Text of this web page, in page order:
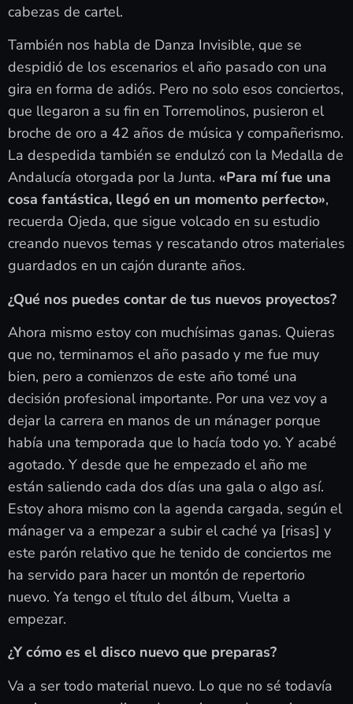
cabezas de cartel.
También nos habla de Danza Invisible, que se
despidió de los escenarios el año pasado con una
gira en forma de adiós. Pero no solo esos conciertos,
que llegaron a su fin en Torremolinos, pusieron el
broche de oro a 42 años de música y compañerismo.
La despedida también se endulzó con la Medalla de
Andalucía otorgada por la Junta. «Para mí fue una
cosa fantástica, llegó en un momento perfecto»,
recuerda Ojeda, que sigue volcado en su estudio
creando nuevos temas y rescatando otros materiales
guardados en un cajón durante años.
¿Qué nos puedes contar de tus nuevos proyectos?
Ahora mismo estoy con muchísimas ganas. Quieras
que no, terminamos el año pasado y me fue muy
bien, pero a comienzos de este año tomé una
decisión profesional importante. Por una vez voy a
dejar la carrera en manos de un mánager porque
había una temporada que lo hacía todo yo. Y acabé
agotado. Y desde que he empezado el año me
están saliendo cada dos días una gala o algo así.
Estoy ahora mismo con la agenda cargada, según el
mánager va a empezar a subir el caché ya [risas] y
este parón relativo que he tenido de conciertos me
ha servido para hacer un montón de repertorio
nuevo. Ya tengo el título del álbum, Vuelta a
empezar.
¿Y cómo es el disco nuevo que preparas?
Va a ser todo material nuevo. Lo que no sé todavía